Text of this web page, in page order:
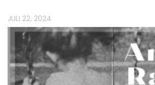
JULI 22, 2024